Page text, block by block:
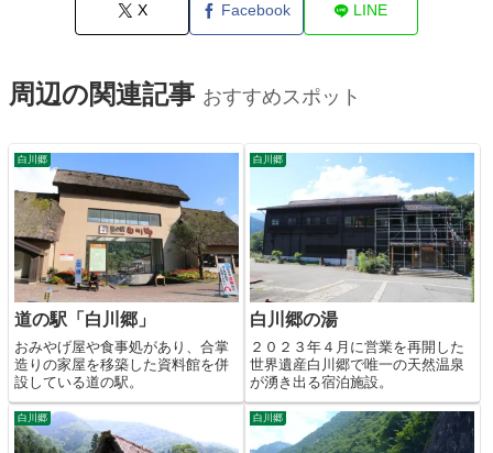
X Facebook LINE
周辺の関連記事 おすすめスポット
白川郷
道の駅「白川郷」
おみやげ屋や食事処があり、合掌
造りの家屋を移築した資料館を併
設している道の駅。
白川郷
白川郷の湯
２０２３年４月に営業を再開した
世界遺産白川郷で唯一の天然温泉
が湧き出る宿泊施設。
白川郷 白川郷